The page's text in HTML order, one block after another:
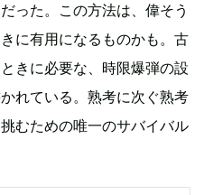
った。この方法は、偉そう
に有用になるものかも。古
きに必要な、時限爆弾の設
れている。熟考に次ぐ熟考
むための唯一のサバイバル